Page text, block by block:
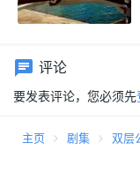
评论
要发表评论，您必须先
主页 剧集 双层